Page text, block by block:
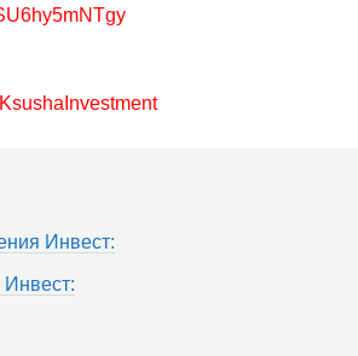
Инвест:
Инвест: